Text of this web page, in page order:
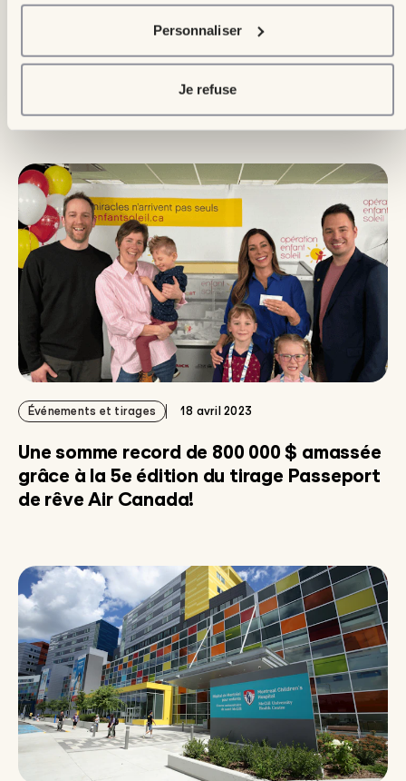
Personnaliser
Je refuse
Événements et tirages 20 juillet 2023
Générosité record pour le tirage de la
Maison Enfant Soleil signée Bonneville
Événements et tirages 18 avril 2023
Une somme record de 800 000 $ amassée
grâce à la 5e édition du tirage Passeport
de rêve Air Canada!